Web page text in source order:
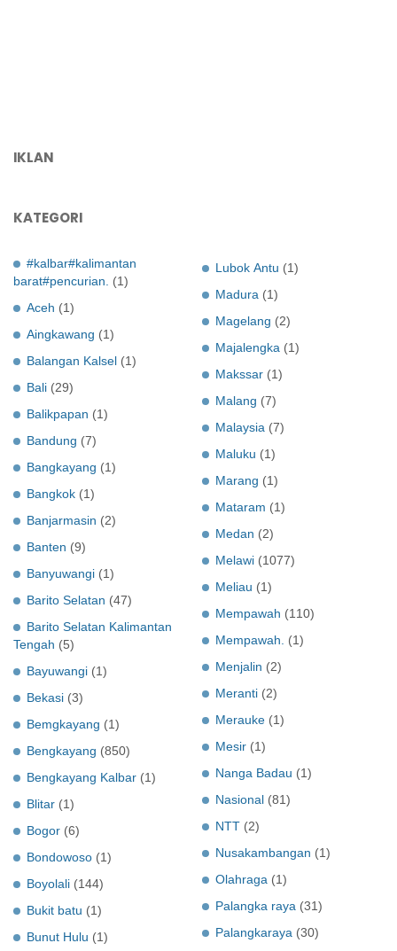
IKLAN
KATEGORI
#kalbar#kalimantan
barat#pencurian.
(1)
Aceh (1)
Aingkawang (1)
Balangan Kalsel (1)
Bali (29)
Balikpapan (1)
Bandung (7)
Bangkayang (1)
Bangkok (1)
Banjarmasin (2)
Banten (9)
Banyuwangi (1)
Barito Selatan (47)
Barito Selatan Kalimantan
Tengah (5)
Bayuwangi (1)
Bekasi (3)
Bemgkayang (1)
Bengkayang (850)
Bengkayang Kalbar (1)
Blitar (1)
Bogor (6)
Bondowoso (1)
Boyolali (144)
Bukit batu (1)
Bunut Hulu (1)
Lubok Antu (1)
Madura (1)
Magelang (2)
Majalengka (1)
Makssar (1)
Malang (7)
Malaysia (7)
Maluku (1)
Marang (1)
Mataram (1)
Medan (2)
Melawi (1077)
Meliau (1)
Mempawah (110)
Mempawah.
(1)
Menjalin (2)
Meranti (2)
Merauke (1)
Mesir (1)
Nanga Badau (1)
Nasional (81)
NTT (2)
Nusakambangan (1)
Olahraga (1)
Palangka raya (31)
Palangkaraya (30)